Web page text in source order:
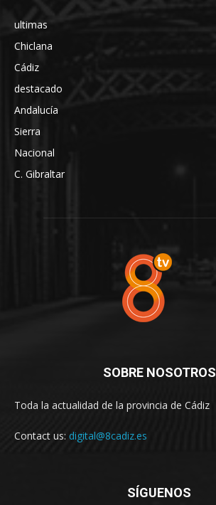
ultimas
Chiclana
Cádiz
destacado
Andalucía
Sierra
Nacional
C. Gibraltar
SOBRE NOSOTROS
Toda la actualidad de la provincia de Cádiz
Contact us: digital@8cadiz.es
SÍGUENOS